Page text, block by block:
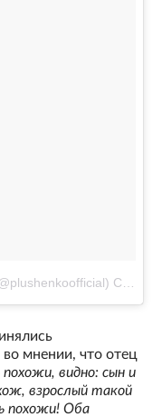
Сен 30 2017 в 12:44 PDT
мнении, что отец
похожи, видно: сын и
взрослый такой
похожи! Оба